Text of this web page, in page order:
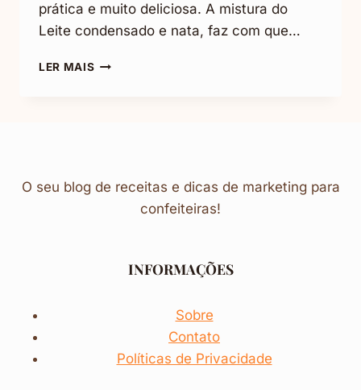
prática e muito deliciosa. A mistura do
Leite condensado e nata, faz com que…
LER MAISTORTA
DEIXAR
PEDINDO
O seu blog de receitas e dicas de marketing para
confeiteiras!
INFORMAÇÕES
Sobre
Contato
Políticas de Privacidade